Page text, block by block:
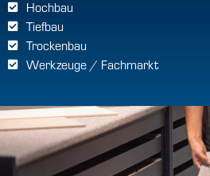
Hochbau
Tiefbau
Trockenbau
Werkzeuge / Fachmarkt